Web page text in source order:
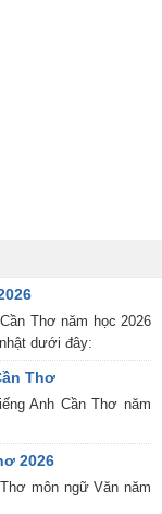
Thơ năm học 2026
dưới đây:
Thơ
Anh Cần Thơ năm
2026
môn ngữ Văn năm